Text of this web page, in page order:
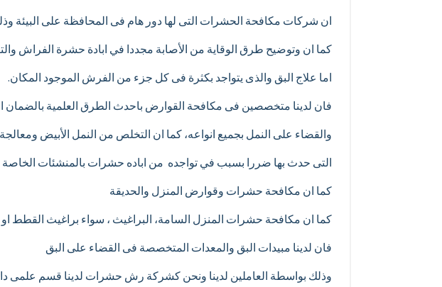
ان شركات مكافحة الحشرات التى لها دور هام فى المحافظة على البيئة
كما ان وتوضيح طرق الوقاية من الأصابة مجددا في ابادة حشرة الفراش
اما علاج البق والذى يتواجد بكثرة فى كل جزء من الفرش الموجود المكان.
فان لدينا متخصصين فى مكافحة القوارض باحدث الطرق العلمية بالضمان
والقضاء على النمل بجميع انواعه، كما ان التخلص من النمل الأبيض ومعالجة
التى حدث بها ضررا بسبب في تواجده من اباده حشرات بالمنشئات الخاصة
كما ان مكافحة حشرات وقوارض المنزل والحديقة
كما ان مكافحة حشرات المنزل السامة، البراغيث ، سواء براغيث القطط او
فان لدينا مبيدات البق والمعدات المتخصصة فى القضاء على البق
وذلك بواسطة العاملين لدينا ونحن كشركة رش حشرات لدينا قسم علمى